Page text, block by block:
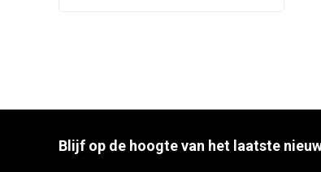
Blijf op de hoogte van het laatste